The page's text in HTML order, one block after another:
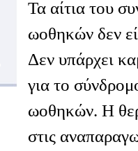
Τα αίτια του
ωοθηκών δεν
Δεν υπάρχει
για το
ωοθηκών. Η
στις